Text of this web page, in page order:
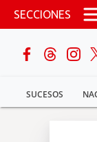
Pasar al
SECCIONES
SUCESOS
Sucesos